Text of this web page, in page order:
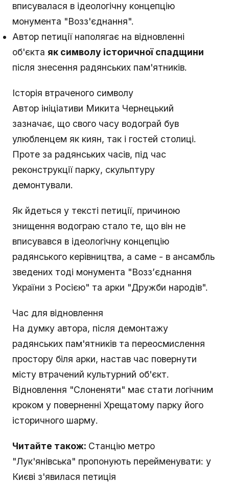
вписувалася в ідеологічну концепцію
монумента "Возз'єднання".
Автор петиції наполягає на відновленні
об'єкта як символу історичної спадщини
після знесення радянських пам'ятників.
Історія втраченого символу
Автор ініціативи Микита Чернецький
зазначає, що свого часу водограй був
улюбленцем як киян, так і гостей столиці.
Проте за радянських часів, під час
реконструкції парку, скульптуру
демонтували.
Як йдеться у тексті петиції, причиною
знищення водограю стало те, що він не
вписувався в ідеологічну концепцію
радянського керівництва, а саме - в ансамбль
зведених тоді монумента "Возз’єднання
України з Росією" та арки "Дружби народів".
Час для відновлення
На думку автора, після демонтажу
радянських пам'ятників та переосмислення
простору біля арки, настав час повернути
місту втрачений культурний об'єкт.
Відновлення "Слоненяти" має стати логічним
кроком у поверненні Хрещатому парку його
історичного шарму.
Читайте також: Станцію метро
"Лук'янівська" пропонують перейменувати: у
Києві з'явилася петиція